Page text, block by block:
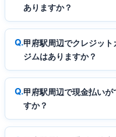
ありますか？
甲府駅周辺でクレジッ
ジムはありますか？
甲府駅周辺で現金払い
すか？